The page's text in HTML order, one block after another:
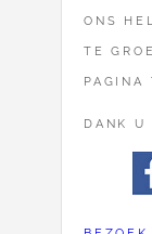
ONS
TE
PAGINA
DANK U